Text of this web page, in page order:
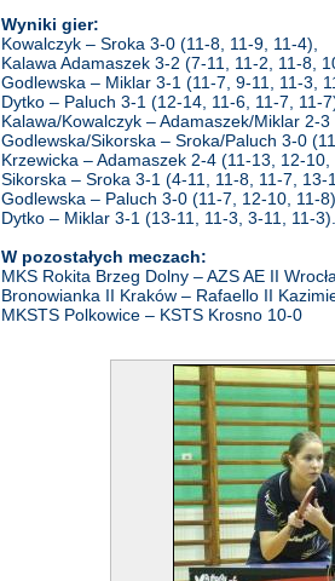
Wyniki gier:
Kowalczyk – Sroka 3-0 (11-8, 11-9, 11-4),
Kalawa Adamaszek 3-2 (7-11, 11-2, 11-8,
Godlewska – Miklar 3-1 (11-7, 9-11, 11-3,
Dytko – Paluch 3-1 (12-14, 11-6, 11-7, 11-
Kalawa/Kowalczyk – Adamaszek/Miklar 2-
Godlewska/Sikorska – Sroka/Paluch 3-0
Krzewicka – Adamaszek 2-4 (11-13, 12-
Sikorska – Sroka 3-1 (4-11, 11-8, 11-7, 13-
Godlewska – Paluch 3-0 (11-7, 12-10, 11-
Dytko – Miklar 3-1 (13-11, 11-3, 3-11, 11-3).
W pozostałych meczach:
MKS Rokita Brzeg Dolny – AZS AE II
Bronowianka II Kraków – Rafaello II
MKSTS Polkowice – KSTS Krosno 10-0